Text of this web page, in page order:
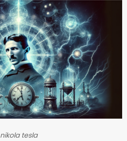
nikola tesla